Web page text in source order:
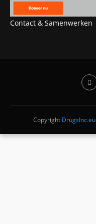
Contact & Samenwerken
Copyright DrugsInc.eu